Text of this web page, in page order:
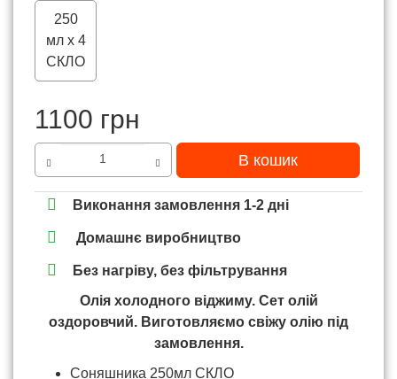
250
мл х 4
СКЛО
1100 грн
В кошик
Виконання замовлення 1-2 дні
Домашнє виробництво
Без нагріву, без фільтрування
Олія холодного віджиму. Сет олій
оздоровчий. Виготовляємо свіжу олію під
замовлення.
Соняшника 250мл СКЛО